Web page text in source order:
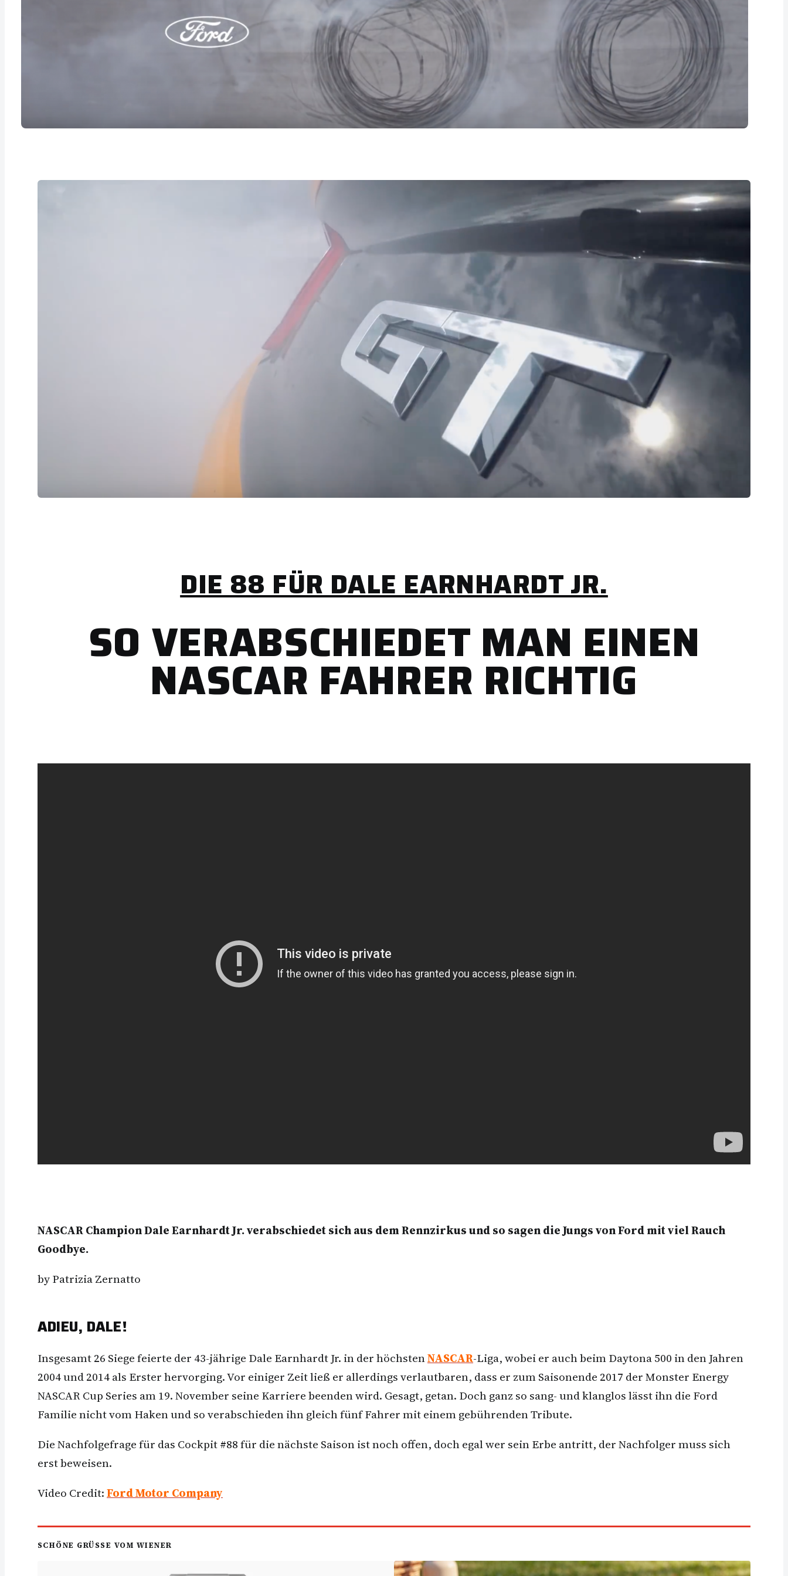
DIE 88 FÜR DALE EARNHARDT JR.
SO VERABSCHIEDET MAN EINEN
NASCAR FAHRER RICHTIG
NASCAR Champion Dale Earnhardt Jr. verabschiedet sich aus dem Rennzirkus und so sagen die Jungs von Ford mit viel Rauch
Goodbye.
by Patrizia Zernatto
ADIEU, DALE!
Insgesamt 26 Siege feierte der 43-jährige Dale Earnhardt Jr. in der höchstenNASCAR-Liga, wobei er auch beim Daytona 500 in den Jahren
2004 und 2014 als Erster hervorging. Vor einiger Zeit ließ er allerdings verlautbaren, dass er zum Saisonende 2017 der Monster Energy
NASCAR Cup Series am 19. November seine Karriere beenden wird. Gesagt, getan. Doch ganz so sang- und klanglos lässt ihn die Ford
Familie nicht vom Haken und so verabschieden ihn gleich fünf Fahrer mit einem gebührenden Tribute.
Die Nachfolgefrage für das Cockpit #88 für die nächste Saison ist noch offen, doch egal wer sein Erbe antritt, der Nachfolger muss sich
erst beweisen.
Video Credit:Ford Motor Company
SCHÖNE GRÜSSE VOM WIENER